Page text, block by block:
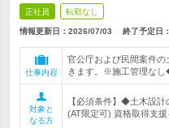
正社員 転勤なし
情報更新日：2026/07/03 終了予定日：
仕事内容
官公庁および民間案件
きます。※施工管理なし
対象と
なる方
【必須条件】◆土木設
(AT限定可) 資格取得支